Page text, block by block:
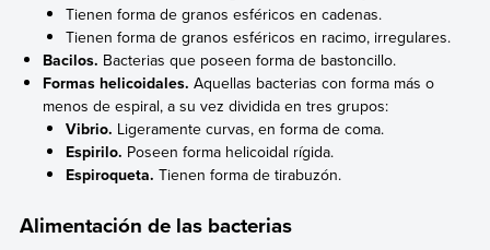
Tienen forma de granos esféricos en cadenas.
Tienen forma de granos esféricos en racimo, irregulares.
Bacilos. Bacterias que poseen forma de bastoncillo.
Formas helicoidales. Aquellas bacterias con forma más o
menos de espiral, a su vez dividida en tres grupos:
Vibrio. Ligeramente curvas, en forma de coma.
Espirilo. Poseen forma helicoidal rígida.
Espiroqueta. Tienen forma de tirabuzón.
Alimentación de las bacterias